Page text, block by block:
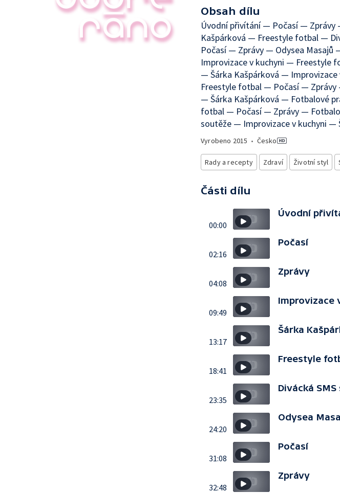
Obsah dílu
Úvodní přivítání — Počasí — Zprávy
Kašpárková — Freestyle fotbal —
Počasí — Zprávy — Odysea
Improvizace v kuchyni — Freestyle
— Šárka Kašpárková —
Freestyle fotbal — Počasí — Zprávy
— Šárka Kašpárková — Fotbalové
fotbal — Počasí — Zprávy —
soutěže — Improvizace v kuchyni —
Vyrobeno 2015 • Česko
Rady a recepty Zdraví Životní styl
Části dílu
00:00
Úvodní
02:16
Počasí
04:08
Zprávy
09:49
Improvizace
13:17
Šárka
18:41
Freestyle
23:35
Divácká
24:20
Odysea
31:08
Počasí
32:48
Zprávy